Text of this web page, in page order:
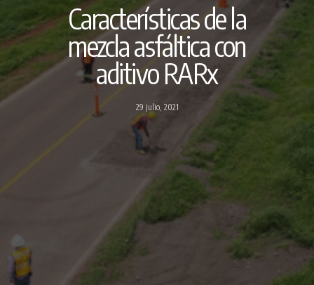
Características de la
mezcla asfáltica con
aditivo RARx
29 julio, 2021